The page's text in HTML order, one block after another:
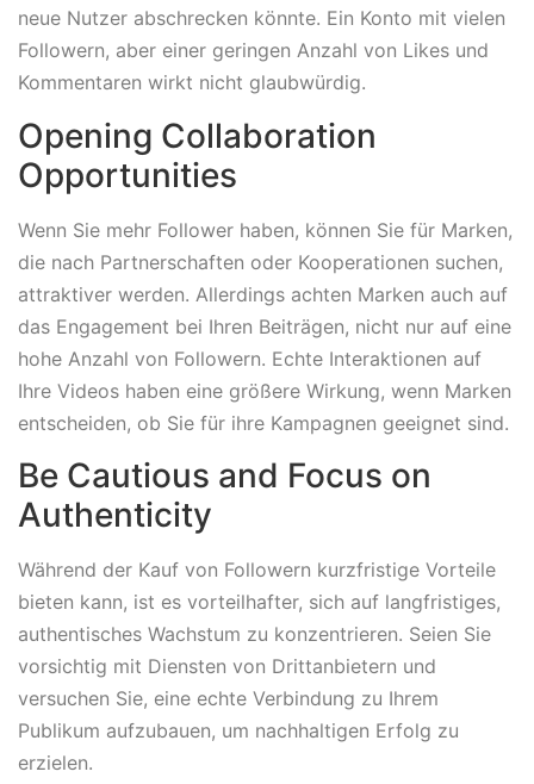
neue Nutzer abschrecken könnte. Ein Konto mit vielen
Followern, aber einer geringen Anzahl von Likes und
Kommentaren wirkt nicht glaubwürdig.
Opening Collaboration
Opportunities
Wenn Sie mehr Follower haben, können Sie für Marken,
die nach Partnerschaften oder Kooperationen suchen,
attraktiver werden. Allerdings achten Marken auch auf
das Engagement bei Ihren Beiträgen, nicht nur auf eine
hohe Anzahl von Followern. Echte Interaktionen auf
Ihre Videos haben eine größere Wirkung, wenn Marken
entscheiden, ob Sie für ihre Kampagnen geeignet sind.
Be Cautious and Focus on
Authenticity
Während der Kauf von Followern kurzfristige Vorteile
bieten kann, ist es vorteilhafter, sich auf langfristiges,
authentisches Wachstum zu konzentrieren. Seien Sie
vorsichtig mit Diensten von Drittanbietern und
versuchen Sie, eine echte Verbindung zu Ihrem
Publikum aufzubauen, um nachhaltigen Erfolg zu
erzielen.